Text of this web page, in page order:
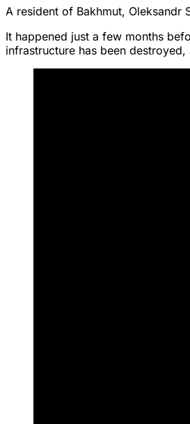
A resident of Bakhmut,
It happened just a few months
infrastructure has been